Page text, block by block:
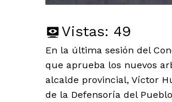
Vistas: 49
En la última sesión del
que aprueba los nuevos
alcalde provincial, Víctor
de la Defensoría del